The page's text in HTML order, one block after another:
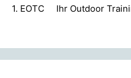
1. EOTC Ihr Outdoor